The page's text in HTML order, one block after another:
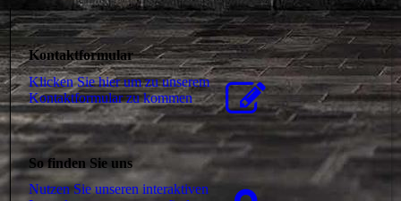
Kontaktformular
Klicken Sie hier um zu unserem
Kon­takt­for­mu­lar zu kommen
So finden Sie uns
Nutzen Sie unseren interaktiven